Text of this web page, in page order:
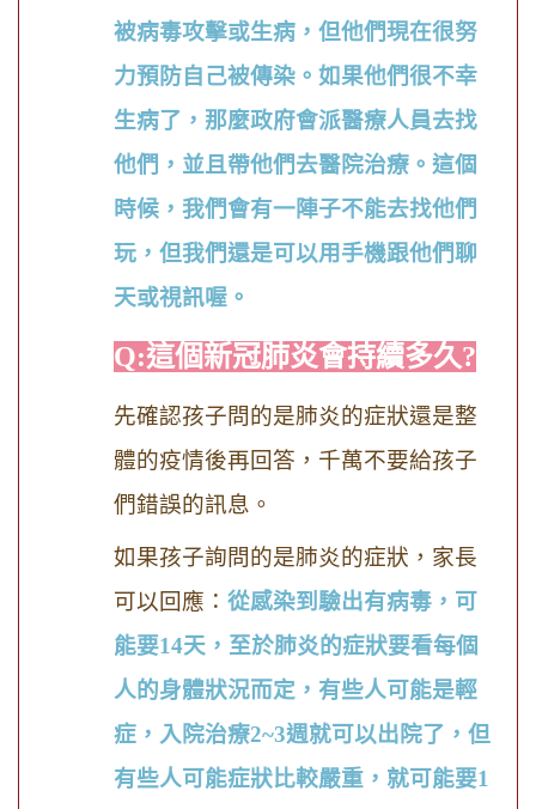
被病毒攻擊或生病，但他們現在很努
力預防自己被傳染。如果他們很不幸
生病了，那麼政府會派醫療人員去找
他們，並且帶他們去醫院治療。這個
時候，我們會有一陣子不能去找他們
玩，但我們還是可以用手機跟他們聊
天或視訊喔。
Q:這個新冠肺炎會持續多久?
先確認孩子問的是肺炎的症狀還是整
體的疫情後再回答，千萬不要給孩子
們錯誤的訊息。
如果孩子詢問的是肺炎的症狀，家長
可以回應： 從感染到驗出有病毒，可
能要14天，至於肺炎的症狀要看每個
人的身體狀況而定，有些人可能是輕
症，入院治療2~3週就可以出院了，但
有些人可能症狀比較嚴重，就可能要1